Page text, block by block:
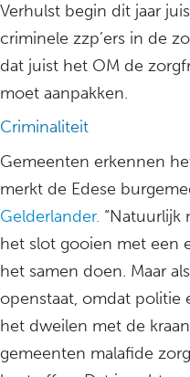
Verhulst begin dit jaar
criminele zzp’ers in de
dat juist het OM de
moet aanpakken.
Criminaliteit
Gemeenten erkennen
merkt de Edese
Gelderlander. “Natuurlijk
het slot gooien met een
het samen doen. Maar
openstaat, omdat politie
het dweilen met de
gemeenten malafide